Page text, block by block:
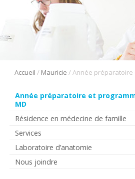
Accueil / Mauricie /
Année préparatoire et
MD
Résidence en médecine de famille
Services
Laboratoire d’anatomie
Nous joindre